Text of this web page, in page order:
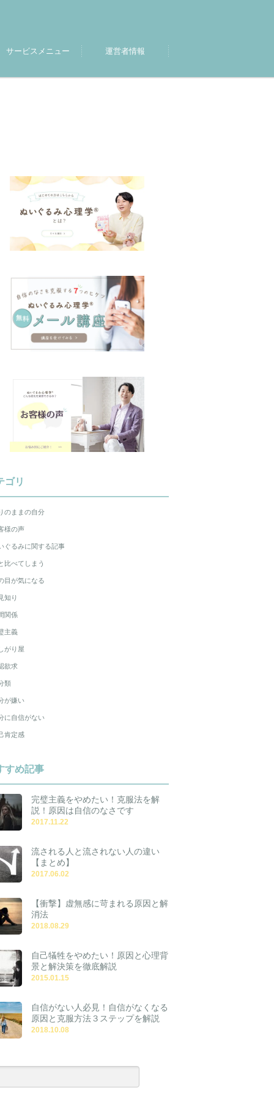
サービスメニュー 運営者情報
ゴリ
のままの自分
様の声
ぐるみに関する記事
比べてしまう
目が気になる
知り
関係
主義
がり屋
欲求
類
が嫌い
に自信がない
肯定感
すめ記事
完璧主義をやめたい！克服法を解
説！原因は自信のなさです
2017.11.22
流される人と流されない人の違い
【まとめ】
2017.06.02
【衝撃】虚無感に苛まれる原因と解
消法
2018.08.29
自己犠牲をやめたい！原因と心理背
景と解決策を徹底解説
2015.01.15
自信がない人必見！自信がなくなる
原因と克服方法３ステップを解説
2018.10.08